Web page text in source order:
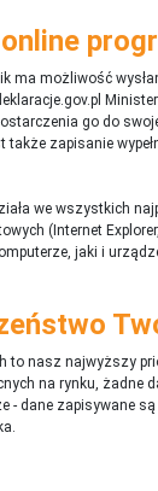
ma możliwość
go do
także zapisanie
we wszystkich
(Internet
jaki i
to nasz najwyższy
na rynku, żadne
- dane zapisywane